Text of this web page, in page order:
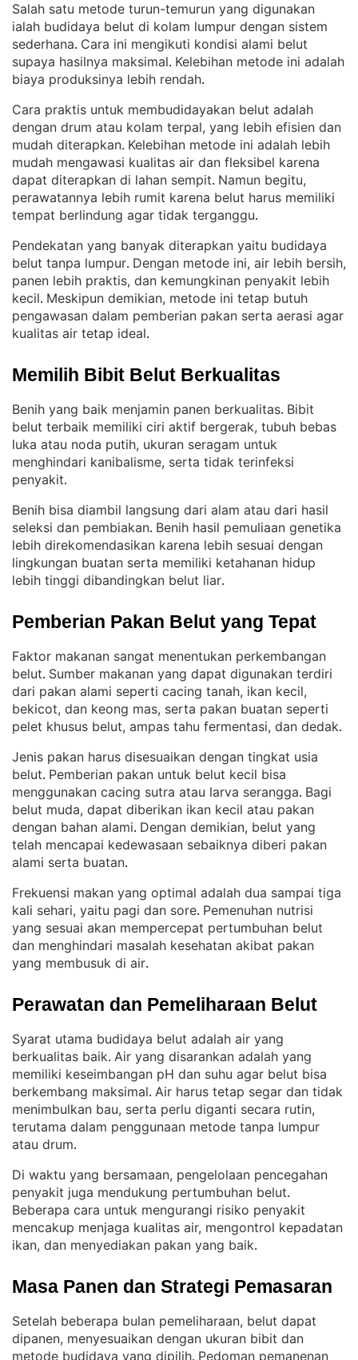
Salah satu metode turun-temurun yang digunakan
ialah budidaya belut di kolam lumpur dengan sistem
sederhana. Cara ini mengikuti kondisi alami belut
supaya hasilnya maksimal. Kelebihan metode ini adalah
biaya produksinya lebih rendah.
Cara praktis untuk membudidayakan belut adalah
dengan drum atau kolam terpal, yang lebih efisien dan
mudah diterapkan. Kelebihan metode ini adalah lebih
mudah mengawasi kualitas air dan fleksibel karena
dapat diterapkan di lahan sempit. Namun begitu,
perawatannya lebih rumit karena belut harus memiliki
tempat berlindung agar tidak terganggu.
Pendekatan yang banyak diterapkan yaitu budidaya
belut tanpa lumpur. Dengan metode ini, air lebih bersih,
panen lebih praktis, dan kemungkinan penyakit lebih
kecil. Meskipun demikian, metode ini tetap butuh
pengawasan dalam pemberian pakan serta aerasi agar
kualitas air tetap ideal.
Memilih Bibit Belut Berkualitas
Benih yang baik menjamin panen berkualitas. Bibit
belut terbaik memiliki ciri aktif bergerak, tubuh bebas
luka atau noda putih, ukuran seragam untuk
menghindari kanibalisme, serta tidak terinfeksi
penyakit.
Benih bisa diambil langsung dari alam atau dari hasil
seleksi dan pembiakan. Benih hasil pemuliaan genetika
lebih direkomendasikan karena lebih sesuai dengan
lingkungan buatan serta memiliki ketahanan hidup
lebih tinggi dibandingkan belut liar.
Pemberian Pakan Belut yang Tepat
Faktor makanan sangat menentukan perkembangan
belut. Sumber makanan yang dapat digunakan terdiri
dari pakan alami seperti cacing tanah, ikan kecil,
bekicot, dan keong mas, serta pakan buatan seperti
pelet khusus belut, ampas tahu fermentasi, dan dedak.
Jenis pakan harus disesuaikan dengan tingkat usia
belut. Pemberian pakan untuk belut kecil bisa
menggunakan cacing sutra atau larva serangga. Bagi
belut muda, dapat diberikan ikan kecil atau pakan
dengan bahan alami. Dengan demikian, belut yang
telah mencapai kedewasaan sebaiknya diberi pakan
alami serta buatan.
Frekuensi makan yang optimal adalah dua sampai tiga
kali sehari, yaitu pagi dan sore. Pemenuhan nutrisi
yang sesuai akan mempercepat pertumbuhan belut
dan menghindari masalah kesehatan akibat pakan
yang membusuk di air.
Perawatan dan Pemeliharaan Belut
Syarat utama budidaya belut adalah air yang
berkualitas baik. Air yang disarankan adalah yang
memiliki keseimbangan pH dan suhu agar belut bisa
berkembang maksimal. Air harus tetap segar dan tidak
menimbulkan bau, serta perlu diganti secara rutin,
terutama dalam penggunaan metode tanpa lumpur
atau drum.
Di waktu yang bersamaan, pengelolaan pencegahan
penyakit juga mendukung pertumbuhan belut
Beberapa cara untuk mengurangi risiko penyakit
mencakup menjaga kualitas air, mengontrol kepadatan
ikan, dan menyediakan pakan yang baik.
Masa Panen dan Strategi Pemasaran
Setelah beberapa bulan pemeliharaan, belut dapat
dipanen, menyesuaikan dengan ukuran bibit dan
metode budidaya yang dipilih. Pedoman pemanenan